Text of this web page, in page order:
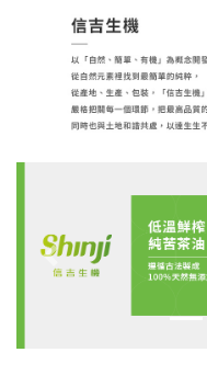
Previous